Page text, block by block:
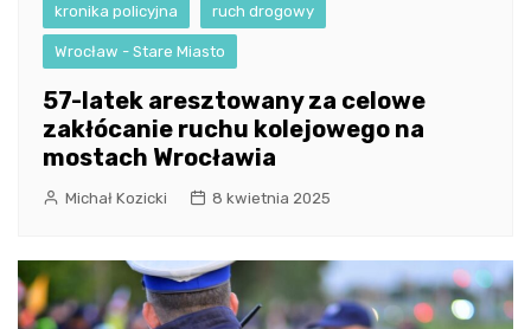
kronika policyjna ruch drogowy
Wrocław - Stare Miasto
57-latek aresztowany za celowe
zakłócanie ruchu kolejowego na
mostach Wrocławia
Michał Kozicki 8 kwietnia 2025